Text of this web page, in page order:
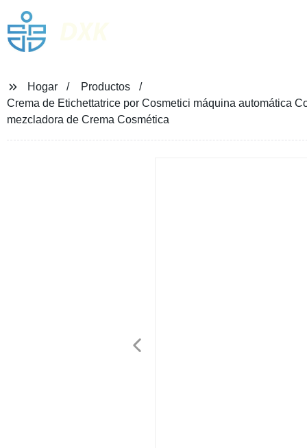
Hogar
Productos
Crema de Etichettatrice por Cosmetici máquina automática
mezcladora de Crema Cosmética